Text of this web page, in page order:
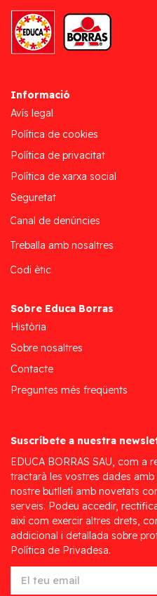
Informació
Avís legal
Política de cookies
Política de privacitat
Política de xarxa social
Seguretat
Canal de denúncies
Treballa amb nosaltres
Codi ètic
Sobre Educa Borras
Història
Sobre nosaltres
Contacte
Preguntes més freqüents
Suscríbete a nuestra
EDUCA BORRAS SAU, com a
tractarà les vostres dades
nostre butlletí amb novetats
serveis. Podeu accedir,
així com exercir altres drets,
addicional i detallada sobre
Política de Privadesa.